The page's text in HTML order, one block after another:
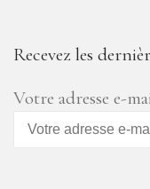
Recevez les
Votre adresse e-